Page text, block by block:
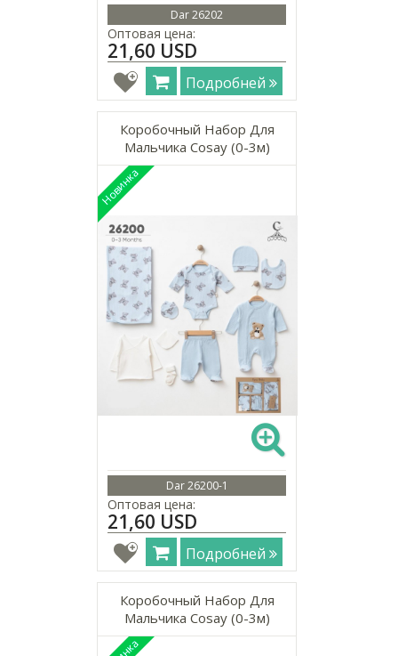
Dar 26202
Оптовая цена:
21,60 USD
Подробней
Коробочный Набор Для
Мальчика Cosay (0-3м)
Dar 26200-1
Оптовая цена:
21,60 USD
Подробней
Коробочный Набор Для
Мальчика Cosay (0-3м)